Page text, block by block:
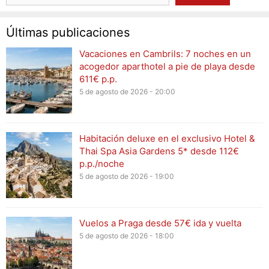
Últimas publicaciones
Vacaciones en Cambrils: 7 noches en un
acogedor aparthotel a pie de playa desde
611€ p.p.
5 de agosto de 2026 - 20:00
Habitación deluxe en el exclusivo Hotel &
Thai Spa Asia Gardens 5* desde 112€
p.p./noche
5 de agosto de 2026 - 19:00
Vuelos a Praga desde 57€ ida y vuelta
5 de agosto de 2026 - 18:00